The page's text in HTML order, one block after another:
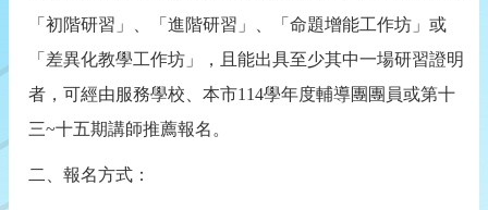
「初階研習」、「進階研習」、「命題增能工作坊」或
「差異化教學工作坊」，且能出具至少其中一場研習證明
者，可經由服務學校、本市114學年度輔導團團員或第十
三~十五期講師推薦報名。
二、報名方式：